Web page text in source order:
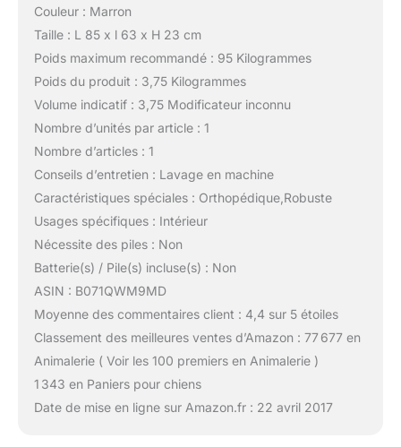
Couleur : Marron
Taille : L 85 x l 63 x H 23 cm
Poids maximum recommandé : 95 Kilogrammes
Poids du produit : 3,75 Kilogrammes
Volume indicatif : 3,75 Modificateur inconnu
Nombre d’unités par article : 1
Nombre d’articles : 1
Conseils d’entretien : Lavage en machine
Caractéristiques spéciales : Orthopédique,Robuste
Usages spécifiques : Intérieur
Nécessite des piles : Non
Batterie(s) / Pile(s) incluse(s) : Non
ASIN : B071QWM9MD
Moyenne des commentaires client : 4,4 sur 5 étoiles
Classement des meilleures ventes d’Amazon : 77 677 en
Animalerie ( Voir les 100 premiers en Animalerie )
1 343 en Paniers pour chiens
Date de mise en ligne sur Amazon.fr : 22 avril 2017